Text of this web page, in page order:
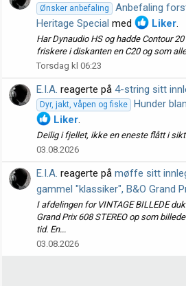
Ønsker anbefaling
Anbefaling
Heritage Special med Liker.
Har Dynaudio HS og hadde Contour
friskere i diskanten en C20 og som
Torsdag kl 06:23
E.I.A. reagerte på 4-string sitt
Dyr, jakt, våpen og fiske Hunder
Liker.
Deilig i fjellet, ikke en eneste flått i
03.08.2026
E.I.A. reagerte på møffe sitt
gammel "klassiker", B&O Grand
I afdelingen for VINTAGE BILLEDE
Grand Prix 608 STEREO op som
tid. En...
03.08.2026